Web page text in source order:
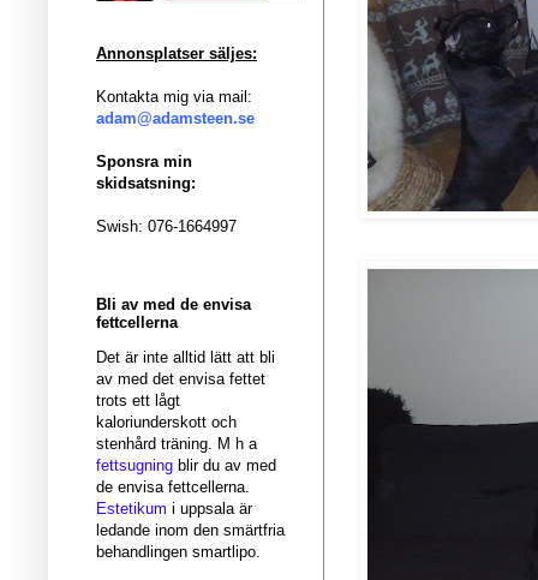
Annonsplatser säljes:
Kontakta mig via mail:
adam@adamsteen.se
Sponsra min
skidsatsning:
Swish: 076-1664997
Bli av med de envisa
fettcellerna
Det är inte alltid lätt att bli
av med det envisa fettet
trots ett lågt
kaloriunderskott och
stenhård träning. M h a
fettsugning blir du av med
de envisa fettcellerna.
Estetikum i uppsala är
ledande inom den smärtfria
behandlingen smartlipo.